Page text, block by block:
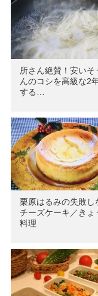
所さん絶賛！安いそ
んのコシを高級な2
する…
栗原はるみの失敗し
チーズケーキ／きょ
料理